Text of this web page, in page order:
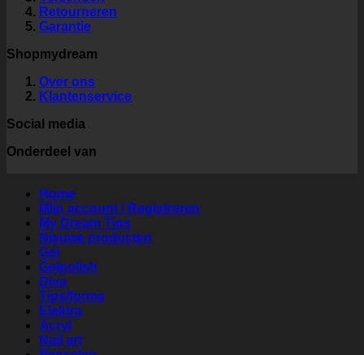
Retourneren
Garantie
Shopmydream
Over ons
Klantenservice
Social media
Onderdeel van
Home
Mijn account / Registreren
My Dream Tips
Nieuwe producten
Gel
Gelpolish
Diva
Tips/forms
Elektra
Acryl
Nail art